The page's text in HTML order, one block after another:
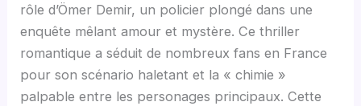
rôle d’Ömer Demir, un policier plongé dans une
enquête mêlant amour et mystère. Ce thriller
romantique a séduit de nombreux fans en France
pour son scénario haletant et la « chimie »
palpable entre les personages principaux. Cette